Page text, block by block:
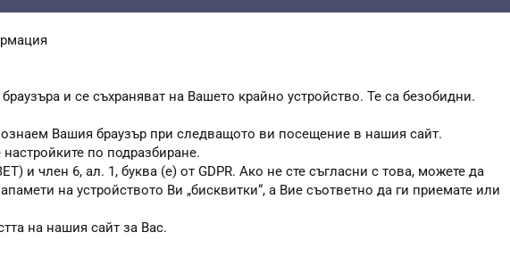
и се съхраняват на Вашето крайно устройство. Те са безобидни.
Вашия браузър при следващото ви посещение в нашия сайт.
по подразбиране.
и член 6, ал. 1, буква (е) от GDPR. Ако не сте съгласни с това, можете да
на устройството Ви „бисквитки“, а Вие съответно да ги приемате или
на нашия сайт за Вас.